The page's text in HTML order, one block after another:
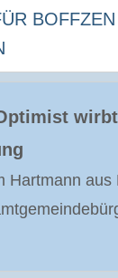
Hartmann aus